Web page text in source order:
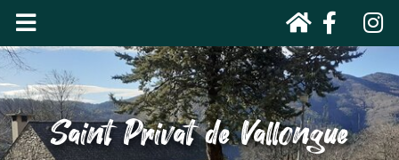
Saint Privat de Vallongue